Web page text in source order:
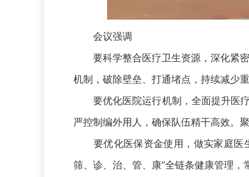
会议强调
要科学整合医疗卫生资源，深化紧密
机制，破除壁垒、打通堵点，持续减少
要优化医院运行机制，全面提升医疗
严控制编外用人，确保队伍精干高效。
要优化医保资金使用，做实家庭医生
筛、诊、治、管、康”全链条健康管理，